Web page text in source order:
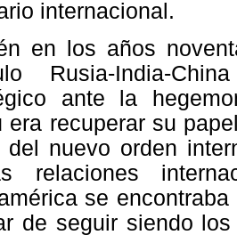
internacional.
en los años
Rusia-India-
ante la
era recuperar su
del nuevo orden
relaciones
se
de seguir siendo